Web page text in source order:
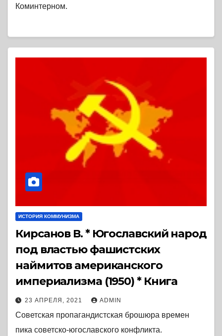
Коминтерном.
ИСТОРИЯ КОММУНИЗМА
Кирсанов В. * Югославский народ
под властью фашистских
наймитов американского
империализма (1950) * Книга
23 АПРЕЛЯ, 2021 ADMIN
Советская пропагандистская брошюра времен
пика советско-югославского конфликта.